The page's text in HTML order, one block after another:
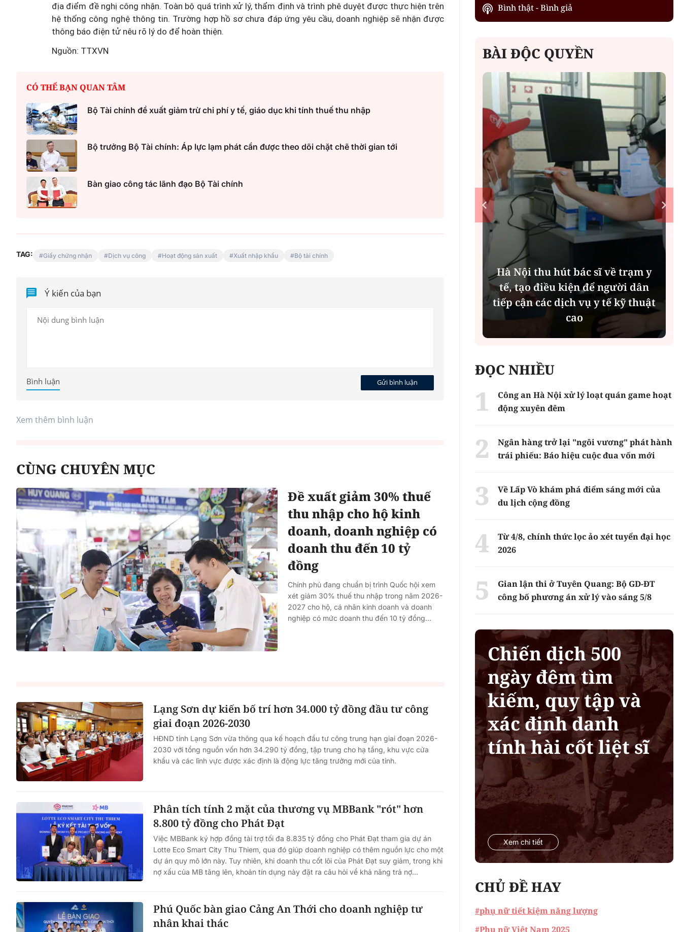
địa điểm đề nghị công nhận. Toàn bộ quá trình xử lý, thẩm định và trình phê duyệt được thực hiện trên
hệ thống công nghệ thông tin. Trường hợp hồ sơ chưa đáp ứng yêu cầu, doanh nghiệp sẽ nhận được
thông báo điện tử nêu rõ lý do để hoàn thiện.
Nguồn: TTXVN
CÓ THỂ BẠN QUAN TÂM
Bộ Tài chính đề xuất giảm trừ chi phí y tế, giáo dục khi tính thuế thu nhập
Bộ trưởng Bộ Tài chính: Áp lực lạm phát cần được theo dõi chặt chẽ thời gian tới
Bàn giao công tác lãnh đạo Bộ Tài chính
TAG: Giấy chứng nhận Dịch vụ công Hoạt động sản xuất Xuất nhập khẩu Bộ tài chính
Ý kiến của bạn
Gửi bình luận
Bình luận
Xem thêm bình luận
CÙNG CHUYÊN MỤC
Đề xuất giảm 30% thuế
thu nhập cho hộ kinh
doanh, doanh nghiệp có
doanh thu đến 10 tỷ
đồng
Chính phủ đang chuẩn bị trình Quốc hội xem
xét giảm 30% thuế thu nhập trong năm 2026-
2027 cho hộ, cá nhân kinh doanh và doanh
nghiệp có mức doanh thu đến 10 tỷ đồng...
Lạng Sơn dự kiến bố trí hơn 34.000 tỷ đồng đầu tư công
giai đoạn 2026-2030
HĐND tỉnh Lạng Sơn vừa thông qua kế hoạch đầu tư công trung hạn giai đoạn 2026-
2030 với tổng nguồn vốn hơn 34.290 tỷ đồng, tập trung cho hạ tầng, khu vực cửa
khẩu và các lĩnh vực được xác định là động lực tăng trưởng mới của tỉnh.
Phân tích tính 2 mặt của thương vụ MBBank "rót" hơn
8.800 tỷ đồng cho Phát Đạt
Việc MBBank ký hợp đồng tài trợ tối đa 8.835 tỷ đồng cho Phát Đạt tham gia dự án
Lotte Eco Smart City Thu Thiem, qua đó giúp doanh nghiệp có thêm nguồn lực cho một
dự án quy mô lớn này. Tuy nhiên, khi doanh thu cốt lõi của Phát Đạt suy giảm, trong khi
nợ xấu của MB tăng lên, khoản tín dụng này đặt ra câu hỏi về khả năng trả nợ...
Phú Quốc bàn giao Cảng An Thới cho doanh nghiệp tư
nhân khai thác
Bình thật - Bình giả
BÀI ĐỘC QUYỀN
Hà Nội thu hút bác sĩ về trạm y
tế, tạo điều kiện để người dân
tiếp cận các dịch vụ y tế kỹ thuật
cao
ĐỌC NHIỀU
Công an Hà Nội xử lý loạt quán game hoạt
động xuyên đêm
Ngân hàng trở lại "ngôi vương" phát hành
trái phiếu: Báo hiệu cuộc đua vốn mới
Về Lấp Vò khám phá điểm sáng mới của
du lịch cộng đồng
Từ 4/8, chính thức lọc ảo xét tuyển đại học
2026
Gian lận thi ở Tuyên Quang: Bộ GD-ĐT
công bố phương án xử lý vào sáng 5/8
Chiến dịch 500
ngày đêm tìm
kiếm, quy tập và
xác định danh
tính hài cốt liệt sĩ
Xem chi tiết
CHỦ ĐỀ HAY
#phụ nữ tiết kiệm năng lượng
#Phụ nữ Việt Nam 2025